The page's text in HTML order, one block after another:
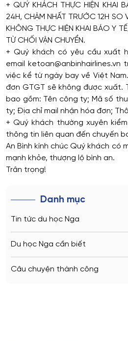
+ QUÝ KHÁCH THỰC HIỆN KHAI
24H, CHẬM NHẤT TRƯỚC 12H SO
KHÔNG THỰC HIỆN KHAI BÁO Y
TỪ CHỐI VẬN CHUYỂN.
+ Quý khách có yêu cầu xuất
email ketoan@anbinhairlines.vn
việc kể từ ngày bay về Việt
đơn GTGT sẽ không được xuất.
bao gồm: Tên công ty; Mã số
ty; Địa chỉ mail nhận hóa đơn;
+ Quý khách thường xuyên
thông tin liên quan đến chuyến
An Bình kính chúc Quý khách có
mạnh khỏe, thượng lộ bình an.
Trân trọng!
Danh mục
Tin tức du học Nga
Du học Nga cần biết
Câu chuyện thành công